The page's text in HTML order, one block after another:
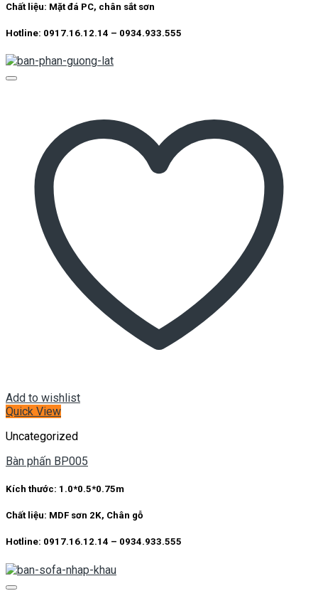
Chất liệu: Mặt đá PC, chân sắt sơn
Hotline: 0917.16.12.14 – 0934.933.555
Add to wishlist
Quick View
Uncategorized
Bàn phấn BP005
Kích thước: 1.0*0.5*0.75m
Chất liệu: MDF sơn 2K, Chân gỗ
Hotline: 0917.16.12.14 – 0934.933.555